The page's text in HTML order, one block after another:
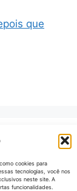
cookies para
tecnologias, você nos
neste site. A
funcionalidades.
que